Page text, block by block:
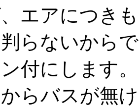
エアにつき
らないから
付にします
らバスが無